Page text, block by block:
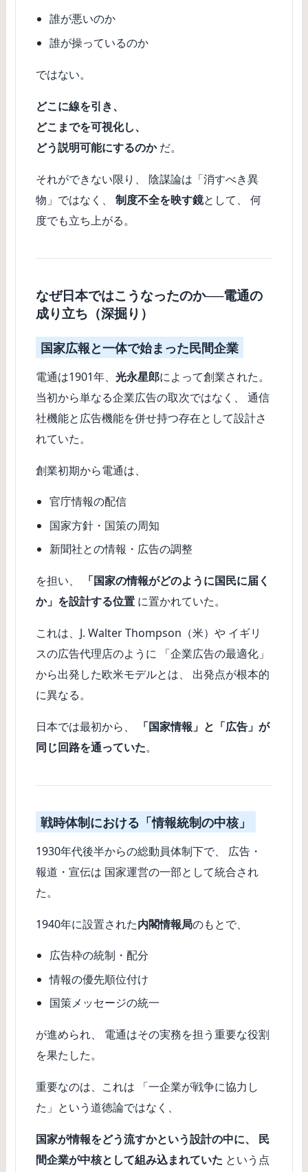
誰が悪いのか
誰が操っているのか
ではない。
どこに線を引き、
どこまでを可視化し、
どう説明可能にするのかだ。
それができない限り、 陰謀論は「消すべき異
物」ではなく、制度不全を映す鏡として、 何
度でも立ち上がる。
なぜ日本ではこうなったのか──電通の
成り立ち（深掘り）
国家広報と一体で始まった民間企業
電通は1901年、光永星郎によって創業された。
当初から単なる企業広告の取次ではなく、 通信
社機能と広告機能を併せ持つ存在として設計さ
れていた。
創業初期から電通は、
官庁情報の配信
国家方針・国策の周知
新聞社との情報・広告の調整
を担い、
「国家の情報がどのように国民に届く
か」を設計する位置 に置かれていた。
これは、J. Walter Thompson（米）や イギリ
スの広告代理店のように 「企業広告の最適化」
から出発した欧米モデルとは、 出発点が根本的
に異なる。
日本では最初から、
「国家情報」と「広告」が
同じ回路を通っていた。
戦時体制における「情報統制の中核」
1930年代後半からの総動員体制下で、 広告・
報道・宣伝は 国家運営の一部として統合され
た。
1940年に設置された内閣情報局のもとで、
広告枠の統制・配分
情報の優先順位付け
国策メッセージの統一
が進められ、 電通はその実務を担う重要な役割
を果たした。
重要なのは、これは 「一企業が戦争に協力し
た」という道徳論ではなく、
国家が情報をどう流すかという設計の中に、 民
間企業が中核として組み込まれていた という点